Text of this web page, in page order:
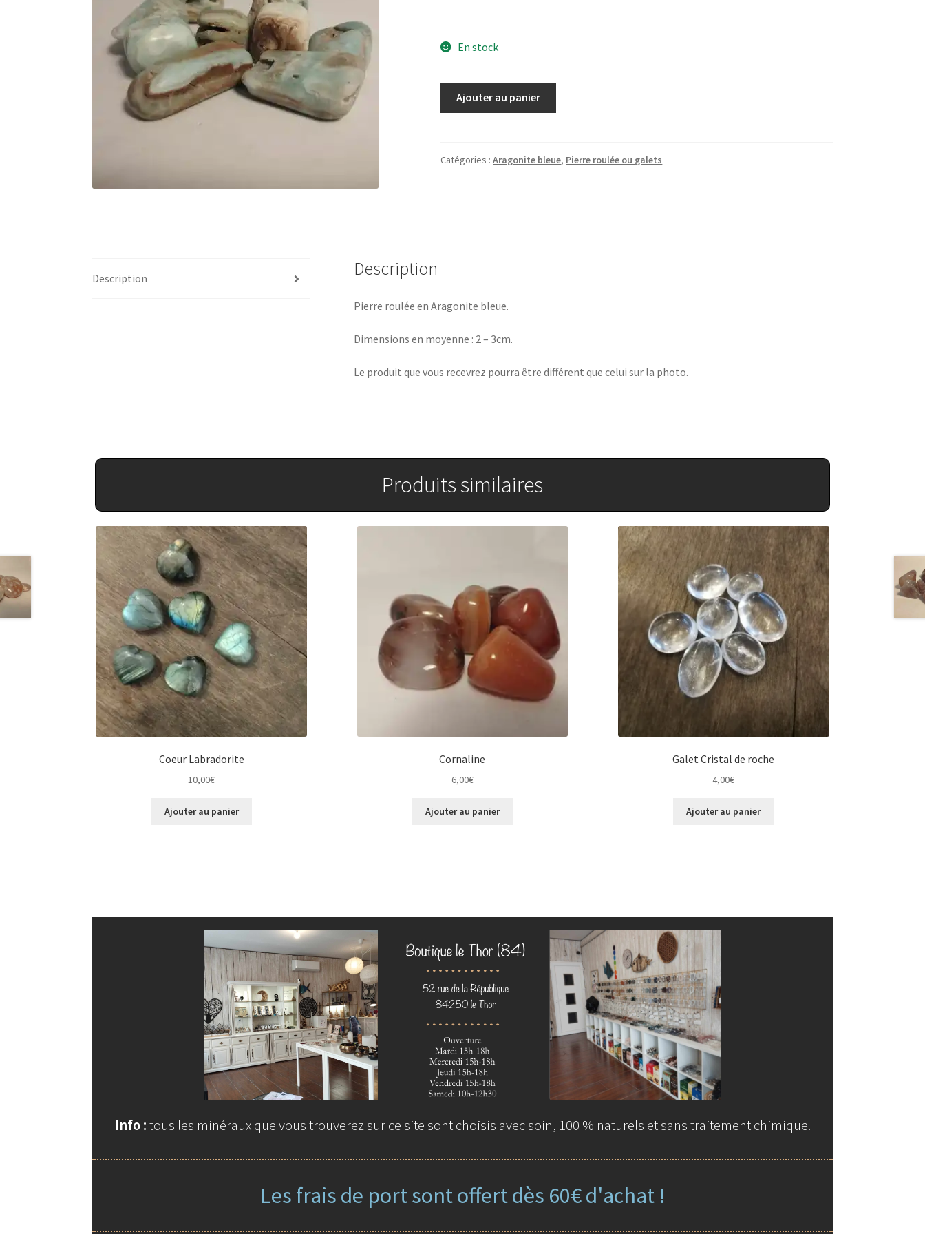
En stock
Ajouter au panier
Catégories :Aragonite bleue, Pierre roulée ou galets
Description Description
Pierre roulée en Aragonite bleue.
Dimensions en moyenne : 2 – 3cm.
Le produit que vous recevrez pourra être différent que celui sur la photo.
Produits similaires
Coeur Labradorite
10,00€
Ajouter au panier
Cornaline
6,00€
Ajouter au panier
Galet Cristal de roche
4,00€
Ajouter au panier
Info :tous les minéraux que vous trouverez sur ce site sont choisis avec soin, 100 % naturels et sans traitement chimique.
Les frais de port sont offert dès 60€ d'achat !